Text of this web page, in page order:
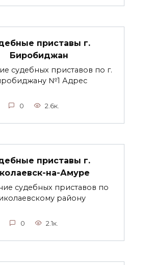
приставы г.
Биробиджан
судебных приставов по г.
№1 Адрес
0 2.6к.
приставы г.
на-Амуре
судебных приставов по
району
0 2.1к.